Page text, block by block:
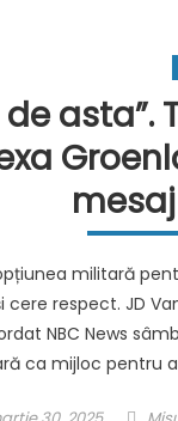
militară
cere respect. JD
NBC News
ca mijloc pentru